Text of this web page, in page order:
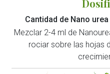
Cantidad de Nano
Mezclar 2-4 ml de
rociar sobre las hojas